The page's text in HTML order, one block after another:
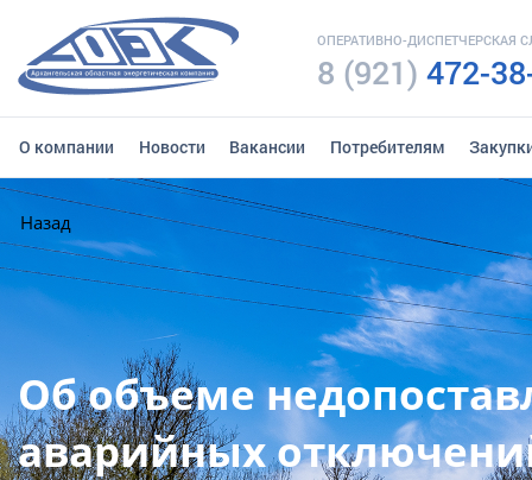
ОПЕРАТИВНО-ДИСПЕТЧЕРСКАЯ
8 (921) 472-
О компании Новости Вакансии Потребителям
Назад
Об объеме
аварийных